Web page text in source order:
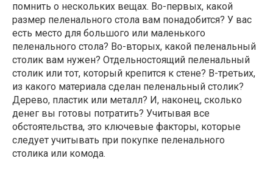
помнить о нескольких вещах. Во-первых, какой
размер пеленального стола вам понадобится? У вас
есть место для большого или маленького
пеленального стола? Во-вторых, какой пеленальный
столик вам нужен? Отдельностоящий пеленальный
столик или тот, который крепится к стене? В-третьих,
из какого материала сделан пеленальный столик?
Дерево, пластик или металл? И, наконец, сколько
денег вы готовы потратить? Учитывая все
обстоятельства, это ключевые факторы, которые
следует учитывать при покупке пеленального
столика или комода.